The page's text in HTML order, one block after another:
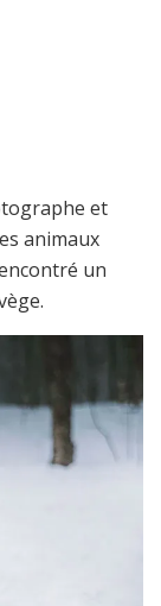
et
animaux
un